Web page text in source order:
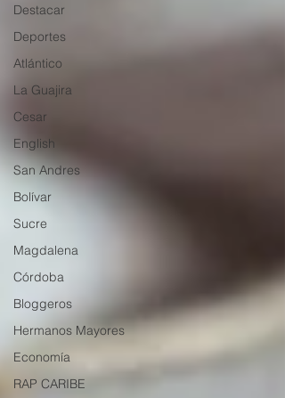
Destacar
Deportes
Atlántico
La Guajira
Cesar
English
San Andres
Bolívar
Sucre
Magdalena
Córdoba
Bloggeros
Hermanos Mayores
Economía
RAP CARIBE